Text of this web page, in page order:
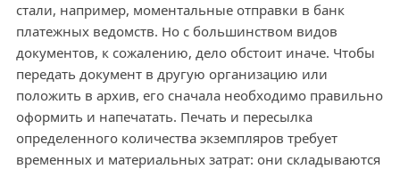
стали, например, моментальные отправки в банк
платежных ведомств. Но с большинством видов
документов, к сожалению, дело обстоит иначе. Чтобы
передать документ в другую организацию или
положить в архив, его сначала необходимо правильно
оформить и напечатать. Печать и пересылка
определенного количества экземпляров требует
временных и материальных затрат: они складываются